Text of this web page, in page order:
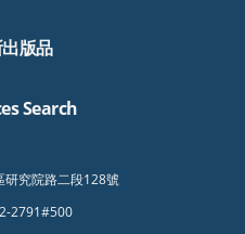
版品
Search
研究院路二段128號
2791#500